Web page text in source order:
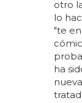
otro
lo
"te
ha